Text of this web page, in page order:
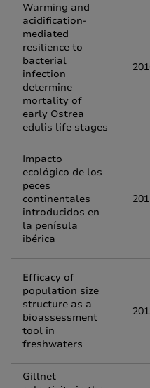
Warming and
acidification-
mediated
resilience to
bacterial
infection
determine
mortality of
early Ostrea
edulis life stages
Impacto
ecológico de los
peces
continentales
introducidos en
la penísula
ibérica
Efficacy of
population size
structure as a
bioassessment
tool in
freshwaters
Gillnet